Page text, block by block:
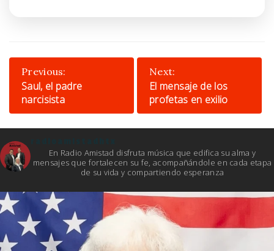
Post
navigation
Previous:
Saul, el padre
narcisista
Next:
El mensaje de los
profetas en exilio
En Radio Amistad disfruta música que edifica su alma y
mensajes que fortalecen su fe, acompañándole en cada etapa
de su vida y compartiendo esperanza